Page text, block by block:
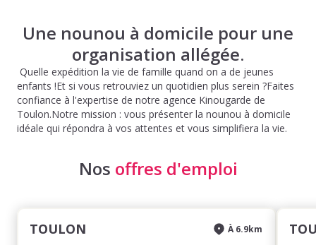
Une nounou à domicile pour une
organisation allégée.
Quelle expédition la vie de famille quand on a de jeunes
enfants !Et si vous retrouviez un quotidien plus serein ?Faites
confiance à l'expertise de notre agence Kinougarde de
Toulon.Notre mission : vous présenter la nounou à domicile
idéale qui répondra à vos attentes et vous simplifiera la vie.
Nos offres d'emploi
TOULON À 6.9km